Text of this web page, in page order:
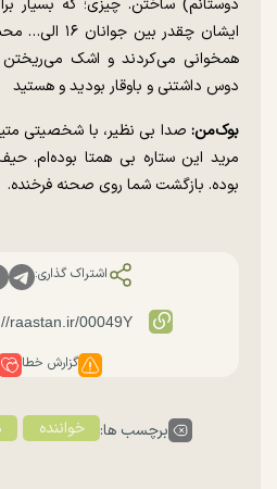
دوستانم) ساختن. چیزی؛ که بسیار
ایشان چقدر بین
همخوانی می‌کردند و اشک
دوس داشتنی و باوقار بودید و هستید
بوک‌من: صدا بی نظیر، با شخصیتی
مرید این ستاره بی همتا بوده‌ام.
بوده. بازگشت شما روی صحنه فرخنده.
اشتراک گذاری:
گزارش خطا
برچسب ها: خواننده